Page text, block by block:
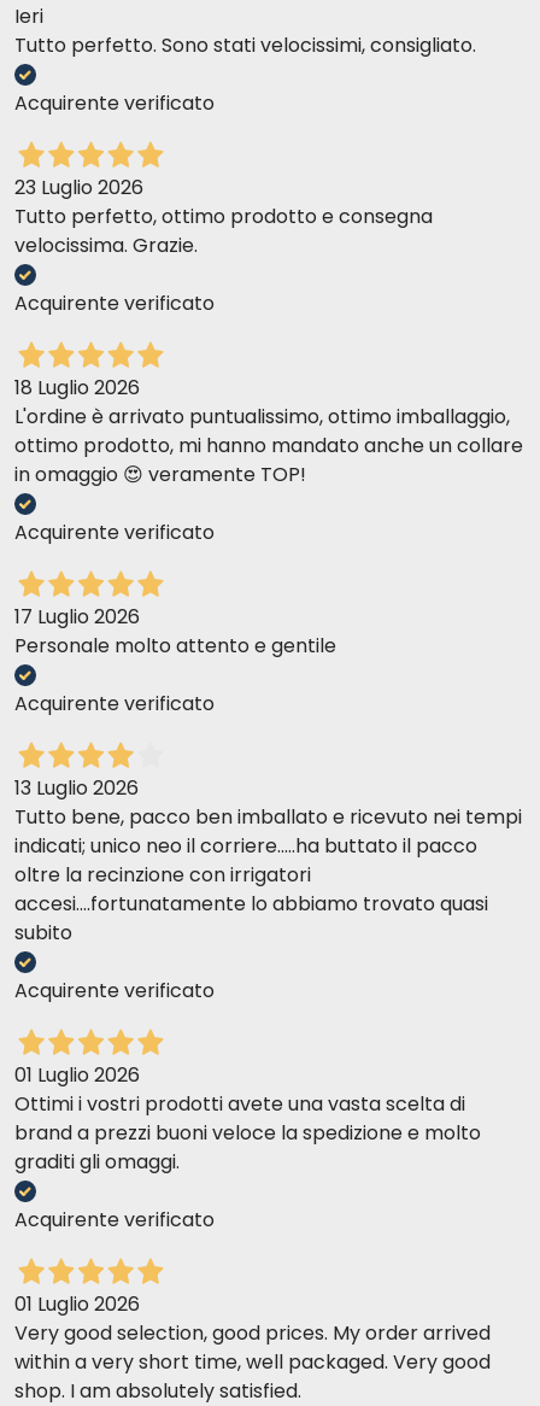
Ieri
Tutto perfetto. Sono stati velocissimi, consigliato.
Acquirente verificato
23 Luglio 2026
Tutto perfetto, ottimo prodotto e consegna
velocissima. Grazie.
Acquirente verificato
18 Luglio 2026
L'ordine è arrivato puntualissimo, ottimo imballaggio,
ottimo prodotto, mi hanno mandato anche un collare
in omaggio 😍 veramente TOP!
Acquirente verificato
17 Luglio 2026
Personale molto attento e gentile
Acquirente verificato
13 Luglio 2026
Tutto bene, pacco ben imballato e ricevuto nei tempi
indicati; unico neo il corriere.....ha buttato il pacco
oltre la recinzione con irrigatori
accesi....fortunatamente lo abbiamo trovato quasi
subito
Acquirente verificato
01 Luglio 2026
Ottimi i vostri prodotti avete una vasta scelta di
brand a prezzi buoni veloce la spedizione e molto
graditi gli omaggi.
Acquirente verificato
01 Luglio 2026
Very good selection, good prices. My order arrived
within a very short time, well packaged. Very good
shop. I am absolutely satisfied.